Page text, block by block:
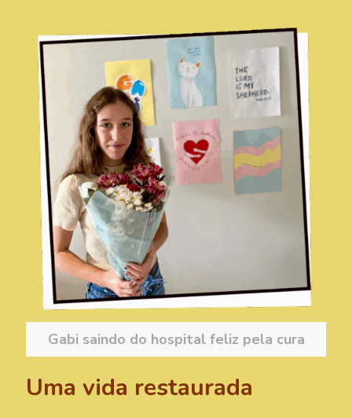
Gabi saindo do hospital feliz pela cura
Uma vida restaurada